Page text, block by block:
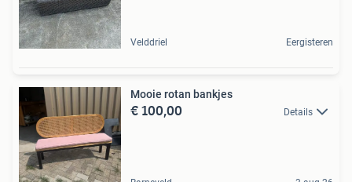
Velddriel Eergisteren
Mooie rotan bankjes
€ 100,00 Details